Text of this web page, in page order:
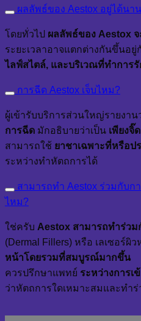
ผลลัพธ์ของ Aestox อยู่ได้นา
โดยทั่วไป ผลลัพธ์ของ Aestox
ระยะเวลาอาจแตกต่างกันขึ้นอยู่
ไลฟ์สไตล์, และบริเวณที่ทำการ
การฉีด Aestox เจ็บไหม?
ผู้เข้ารับบริการส่วนใหญ่รายงาน
การฉีด มักอธิบายว่าเป็น เพียงจิ๊
สามารถใช้ ยาชาเฉพาะที่หรือป
ระหว่างทำหัตถการได้
สามารถทำ Aestox ร่วมกับก
ไหม?
ใช่ครับ Aestox สามารถทำร่ว
(Dermal Fillers) หรือ เลเซอร์ผิ
หน้าโดยรวมที่สมบูรณ์มากขึ้น
ควรปรึกษาแพทย์ ระหว่างการเ
ว่าหัตถการใดเหมาะสมและทำ